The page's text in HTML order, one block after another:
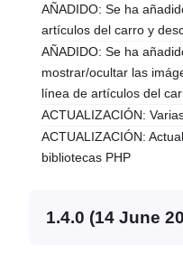
AÑADIDO: Se ha
artículos del carro y
AÑADIDO: Se ha
mostrar/ocultar las
línea de artículos del
ACTUALIZACIÓN:
ACTUALIZACIÓN:
bibliotecas PHP
1.4.0 (14 June